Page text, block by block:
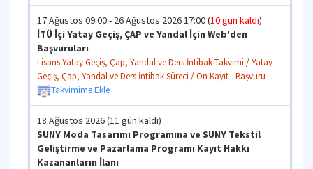
17 Ağustos 09:00 - 26 Ağustos 2026 17:00 (10 gün kaldı)
İTÜ İçi Yatay Geçiş, ÇAP ve Yandal İçin Web'den
Başvuruları
Lisans Yatay Geçiş, Çap, Yandal ve Ders İntibak Takvimi / Yatay
Geçiş, Çap, Yandal ve Ders İntibak Süreci / Ön Kayıt - Başvuru
Takvimime Ekle
18 Ağustos 2026 (11 gün kaldı)
SUNY Moda Tasarımı Programına ve SUNY Tekstil
Geliştirme ve Pazarlama Programı Kayıt Hakkı
Kazananların İlanı